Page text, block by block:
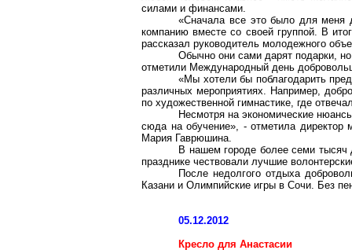
силами и финансами.
«Сначала все это было для меня
компанию вместе со своей группой. В
рассказал руководитель молодежного
Обычно они сами дарят подарки,
отметили Международный день
«Мы хотели бы поблагодарить
различных мероприятиях. Например,
по художественной гимнастике, где
Несмотря на экономические
сюда на обучение», - отметила директор
Мария Гаврюшина.
В нашем городе более семи тысяч
празднике чествовали лучшие
После недолгого отдыха
Казани и Олимпийские игры в Сочи. Без
05.12.2012
Кресло для Анастасии